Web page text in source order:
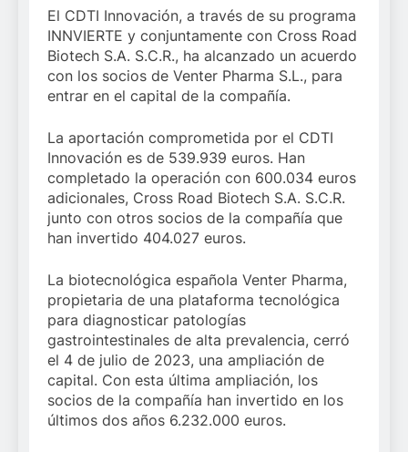
El CDTI Innovación, a través de su programa
INNVIERTE y conjuntamente con Cross Road
Biotech S.A. S.C.R., ha alcanzado un acuerdo
con los socios de Venter Pharma S.L., para
entrar en el capital de la compañía.
La aportación comprometida por el CDTI
Innovación es de 539.939 euros. Han
completado la operación con 600.034 euros
adicionales, Cross Road Biotech S.A. S.C.R.
junto con otros socios de la compañía que
han invertido 404.027 euros.
La biotecnológica española Venter Pharma,
propietaria de una plataforma tecnológica
para diagnosticar patologías
gastrointestinales de alta prevalencia, cerró
el 4 de julio de 2023, una ampliación de
capital. Con esta última ampliación, los
socios de la compañía han invertido en los
últimos dos años 6.232.000 euros.